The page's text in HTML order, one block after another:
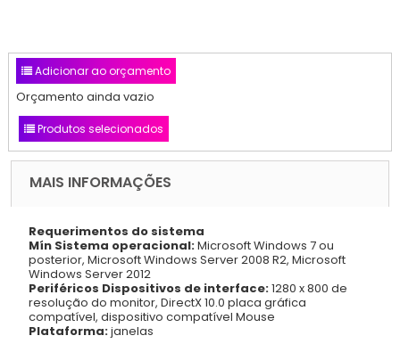
Adicionar ao orçamento
Orçamento ainda vazio
Produtos selecionados
MAIS INFORMAÇÕES
Requerimentos do sistema
Mín Sistema operacional:Microsoft Windows 7 ou
posterior, Microsoft Windows Server 2008 R2, Microsoft
Windows Server 2012
Periféricos Dispositivos de interface:1280 x 800 de
resolução do monitor, DirectX 10.0 placa gráfica
compatível, dispositivo compatível Mouse
Plataforma:janelas